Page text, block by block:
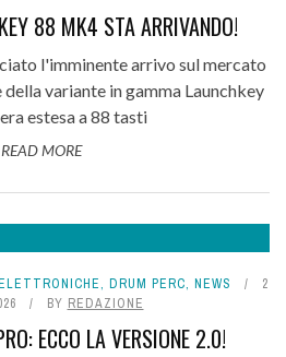
88 MK4 STA ARRIVANDO!
l'imminente arrivo sul mercato
variante in gamma Launchkey
estesa a 88 tasti
READ MORE
, DRUM PERC, NEWS
2
BY REDAZIONE
ECCO LA VERSIONE 2.0!